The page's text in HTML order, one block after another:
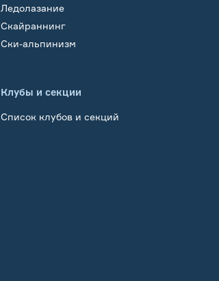
Ледолазание
Скайраннинг
Ски-альпинизм
Клубы и секции
Список клубов и секций